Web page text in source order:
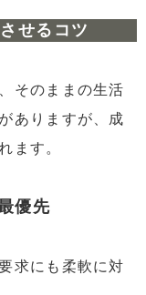
せるコツ
そのままの生活
ありますが、成
ます。
優先
求にも柔軟に対